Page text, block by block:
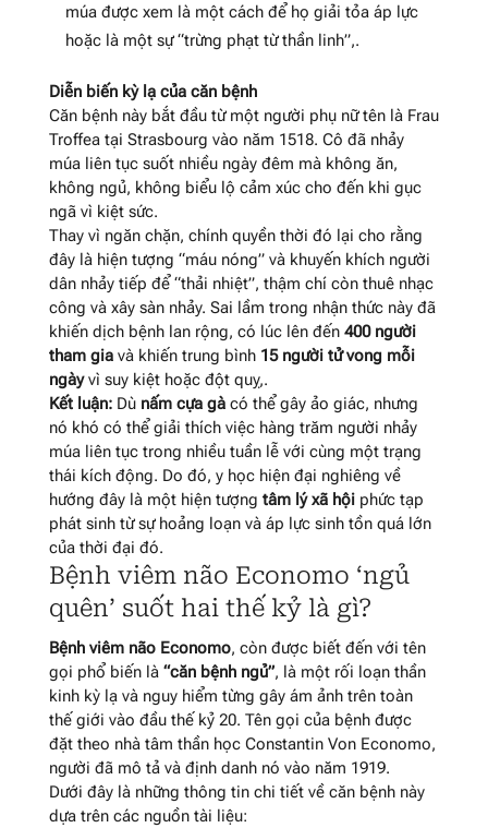
múa được xem là một cách để họ giải tỏa áp lực
hoặc là một sự “trừng phạt từ thần linh”,.
Diễn biến kỳ lạ của căn bệnh
Căn bệnh này bắt đầu từ một người phụ nữ tên là Frau
Troffea tại Strasbourg vào năm 1518. Cô đã nhảy
múa liên tục suốt nhiều ngày đêm mà không ăn,
không ngủ, không biểu lộ cảm xúc cho đến khi gục
ngã vì kiệt sức.
Thay vì ngăn chặn, chính quyền thời đó lại cho rằng
đây là hiện tượng “máu nóng” và khuyến khích người
dân nhảy tiếp để “thải nhiệt”, thậm chí còn thuê nhạc
công và xây sàn nhảy. Sai lầm trong nhận thức này đã
khiến dịch bệnh lan rộng, có lúc lên đến 400 người
tham giavà khiến trung bình 15 người tử vong mỗi
ngàyvì suy kiệt hoặc đột quỵ,.
Kết luận:Dù nấm cựa gàcó thể gây ảo giác, nhưng
nó khó có thể giải thích việc hàng trăm người nhảy
múa liên tục trong nhiều tuần lễ với cùng một trạng
thái kích động. Do đó, y học hiện đại nghiêng về
hướng đây là một hiện tượng tâm lý xã hộiphức tạp
phát sinh từ sự hoảng loạn và áp lực sinh tồn quá lớn
của thời đại đó.
Bệnh viêm não Economo ‘ngủ
quên’ suốt hai thế kỷ là gì?
Bệnh viêm não Economo, còn được biết đến với tên
gọi phổ biến là “căn bệnh ngủ”, là một rối loạn thần
kinh kỳ lạ và nguy hiểm từng gây ám ảnh trên toàn
thế giới vào đầu thế kỷ 20. Tên gọi của bệnh được
đặt theo nhà tâm thần học Constantin Von Economo,
người đã mô tả và định danh nó vào năm 1919.
Dưới đây là những thông tin chi tiết về căn bệnh này
dựa trên các nguồn tài liệu: